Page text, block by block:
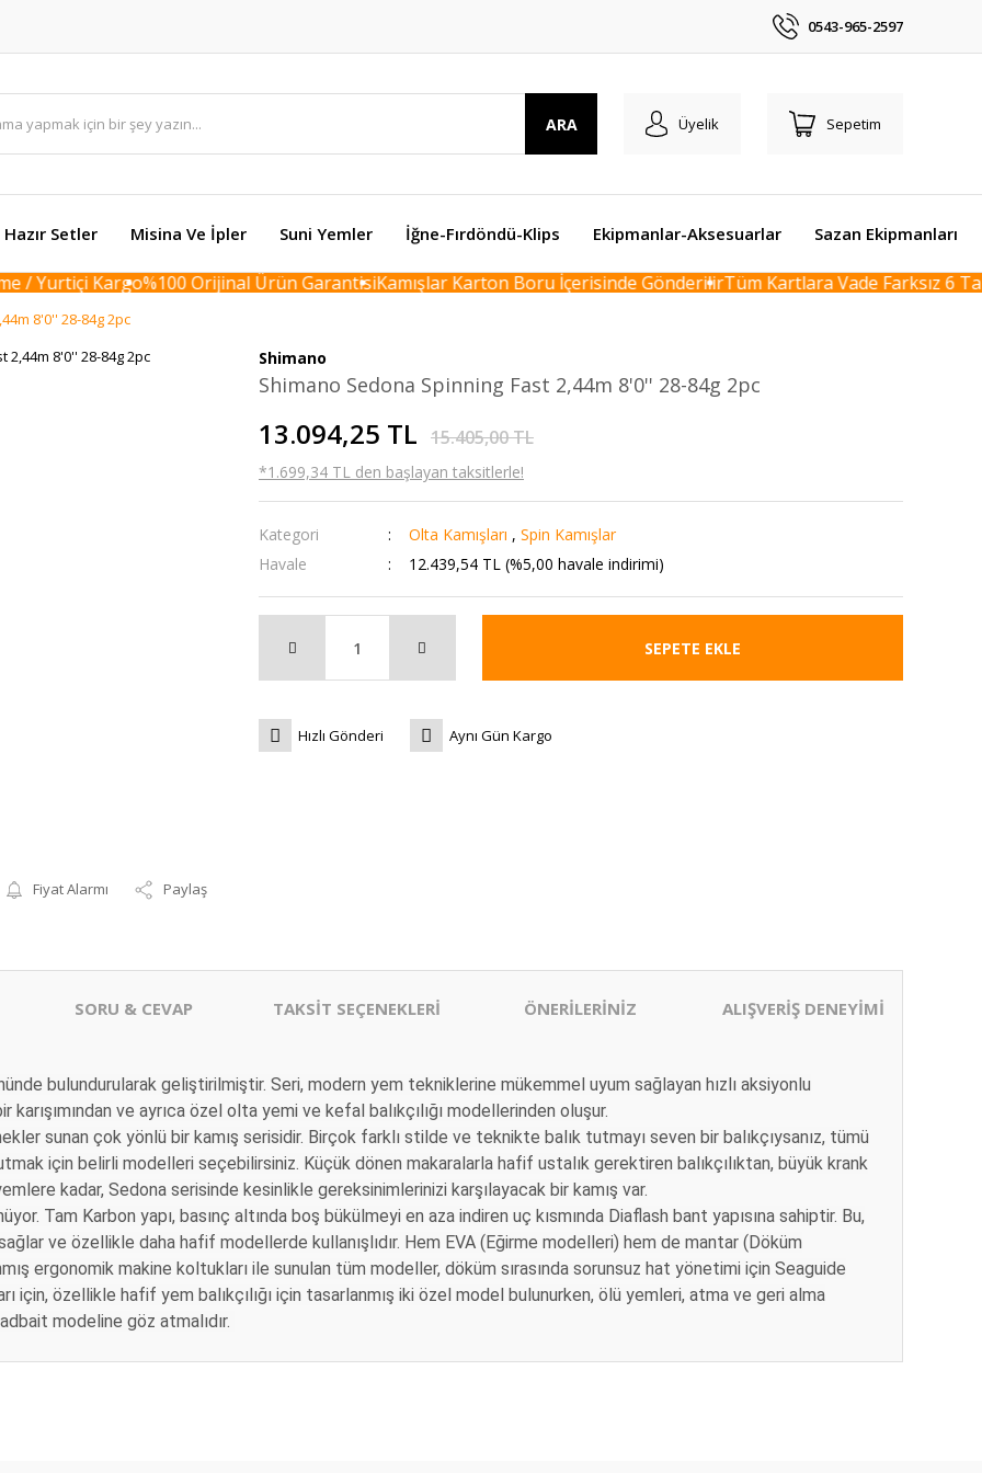
0543-965-2597
ARA Üyelik Sepetim
Hazır Setler Misina Ve İpler Suni Yemler İğne-Fırdöndü-Klips Ekipmanlar-Aksesuarlar Sazan Ekipmanları
Yurtiçi Kargo%100 Orijinal Ürün GarantisiKamışlar Karton Boru İçerisinde GönderilirTüm Kartlara Vade Farksız 6
8'0'' 28-84g 2pc
Fiyat Alarmı Paylaş
Shimano
Shimano Sedona Spinning Fast 2,44m 8'0'' 28-84g 2pc
13.094,25 TL 15.405,00 TL
*1.699,34 TL den başlayan taksitlerle!
Kategori Olta Kamışları , Spin Kamışlar
Havale
12.439,54 TL (%5,00 havale indirimi)
SEPETE EKLE
Hızlı Gönderi Aynı Gün Kargo
SORU & CEVAP TAKSİT SEÇENEKLERİ ÖNERİLERİNİZ ALIŞVERİŞ DENEYİMİ
bulundurularak geliştirilmiştir. Seri, modern yem tekniklerine mükemmel uyum sağlayan hızlı aksiyonlu
ve ayrıca özel olta yemi ve kefal balıkçılığı modellerinden oluşur.
sunan çok yönlü bir kamış serisidir. Birçok farklı stilde ve teknikte balık tutmayı seven bir balıkçıysanız, tümü
için belirli modelleri seçebilirsiniz. Küçük dönen makaralarla hafif ustalık gerektiren balıkçılıktan, büyük krank
kadar, Sedona serisinde kesinlikle gereksinimlerinizi karşılayacak bir kamış var.
Tam Karbon yapı, basınç altında boş bükülmeyi en aza indiren uç kısmında Diaflash bant yapısına sahiptir. Bu,
ve özellikle daha hafif modellerde kullanışlıdır. Hem EVA (Eğirme modelleri) hem de mantar (Döküm
ergonomik makine koltukları ile sunulan tüm modeller, döküm sırasında sorunsuz hat yönetimi için Seaguide
için, özellikle hafif yem balıkçılığı için tasarlanmış iki özel model bulunurken, ölü yemleri, atma ve geri alma
modeline göz atmalıdır.